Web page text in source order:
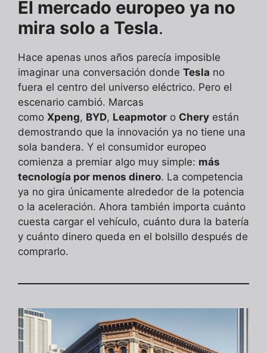
El mercado europeo ya no
mira solo a Tesla.
Hace apenas unos años parecía imposible
imaginar una conversación donde Tesla no
fuera el centro del universo eléctrico. Pero el
escenario cambió. Marcas
como Xpeng, BYD, Leapmotor o Chery están
demostrando que la innovación ya no tiene una
sola bandera. Y el consumidor europeo
comienza a premiar algo muy simple: más
tecnología por menos dinero. La competencia
ya no gira únicamente alrededor de la potencia
o la aceleración. Ahora también importa cuánto
cuesta cargar el vehículo, cuánto dura la batería
y cuánto dinero queda en el bolsillo después de
comprarlo.